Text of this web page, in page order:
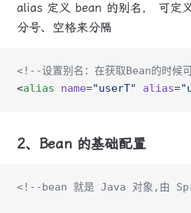
alias 定义 bean 的别名， 可定
分号、空格来分隔
<!--设置别名：在获取Bean的时候
<alias name="userT" alias=
2、Bean 的基础配置
<!--bean 就是 Java 对象,由